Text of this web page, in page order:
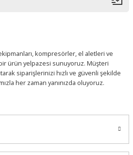
kompresörler, el aletleri ve
ürün yelpazesi sunuyoruz. Müşteri
siparişlerinizi hızlı ve güvenli şekilde
her zaman yanınızda oluyoruz.